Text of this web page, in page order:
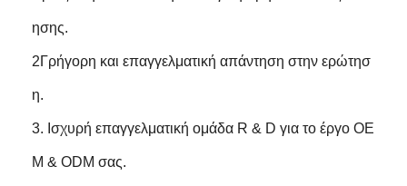
ησης.
2Γρήγορη και επαγγελματική απάντηση στην ερώτησ
η.
3. Ισχυρή επαγγελματική ομάδα R & D για το έργο OE
M & ODM σας.